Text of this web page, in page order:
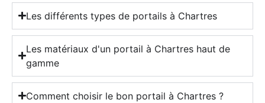
Les différents types de portails à Chartres
Les matériaux d'un portail à Chartres haut de
gamme
Comment choisir le bon portail à Chartres ?